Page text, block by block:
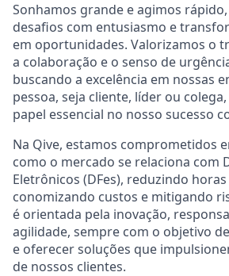
Sonhamos grande e agimos
desafios com entusiasmo e
em oportunidades. Valorizamos o
a colaboração e o senso de
buscando a excelência em nossas
pessoa, seja cliente, líder ou
papel essencial no nosso sucesso
Na Qive, estamos comprometidos
como o mercado se relaciona com
Eletrônicos (DFes), reduzindo
conomizando custos e mitigando
é orientada pela inovação,
agilidade, sempre com o objetivo
e oferecer soluções que
de nossos clientes.